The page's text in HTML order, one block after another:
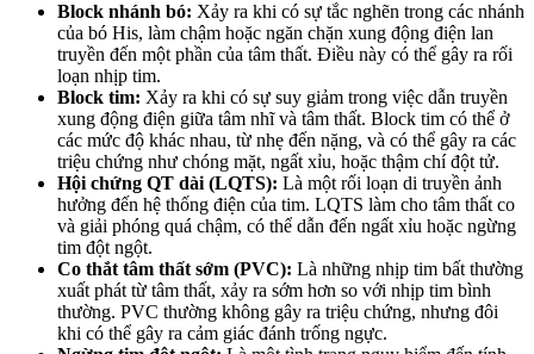
Block nhánh bó: Xảy ra khi có sự tắc nghẽn trong các nhánh
của bó His, làm chậm hoặc ngăn chặn xung động điện lan
truyền đến một phần của tâm thất. Điều này có thể gây ra rối
loạn nhịp tim.
Block tim: Xảy ra khi có sự suy giảm trong việc dẫn truyền
xung động điện giữa tâm nhĩ và tâm thất. Block tim có thể ở
các mức độ khác nhau, từ nhẹ đến nặng, và có thể gây ra các
triệu chứng như chóng mặt, ngất xỉu, hoặc thậm chí đột tử.
Hội chứng QT dài (LQTS): Là một rối loạn di truyền ảnh
hưởng đến hệ thống điện của tim. LQTS làm cho tâm thất co
và giải phóng quá chậm, có thể dẫn đến ngất xỉu hoặc ngừng
tim đột ngột.
Co thắt tâm thất sớm (PVC): Là những nhịp tim bất thường
xuất phát từ tâm thất, xảy ra sớm hơn so với nhịp tim bình
thường. PVC thường không gây ra triệu chứng, nhưng đôi
khi có thể gây ra cảm giác đánh trống ngực.